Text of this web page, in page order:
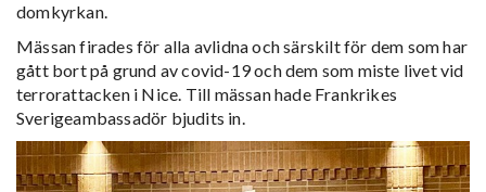
domkyrkan.
Mässan firades för alla avlidna och särskilt för dem som har
gått bort på grund av covid-19 och dem som miste livet vid
terrorattacken i Nice. Till mässan hade Frankrikes
Sverigeambassadör bjudits in.